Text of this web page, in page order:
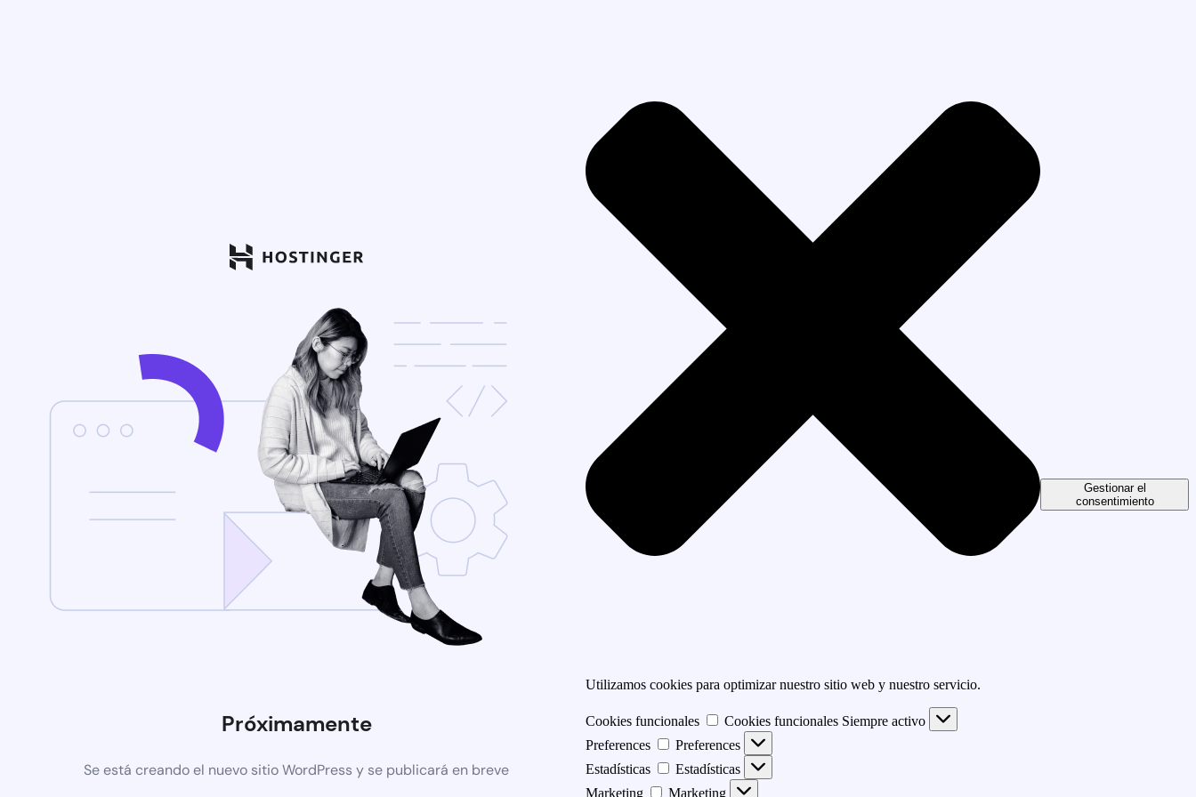
Próximamente
Se está creando el nuevo sitio WordPress y se publicará en breve
Utilizamos cookies para optimizar nuestro sitio web y nuestro servicio.
Cookies funcionales Cookies funcionales Siempre activo
Preferences
Preferences
Estadísticas
Estadísticas
Marketing
Marketing
Gestionar el
consentimiento